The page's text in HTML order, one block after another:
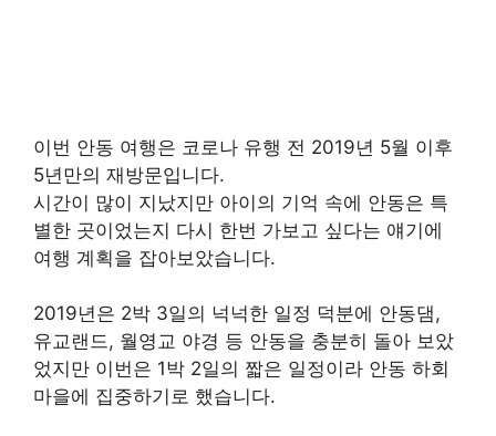
이번 안동 여행은 코로나 유행 전 2019년 5월 이후
5년만의 재방문입니다.
시간이 많이 지났지만 아이의 기억 속에 안동은 특
별한 곳이었는지 다시 한번 가보고 싶다는 얘기에
여행 계획을 잡아보았습니다.
2019년은 2박 3일의 넉넉한 일정 덕분에 안동댐,
유교랜드, 월영교 야경 등 안동을 충분히 돌아 보았
었지만 이번은 1박 2일의 짧은 일정이라 안동 하회
마을에 집중하기로 했습니다.